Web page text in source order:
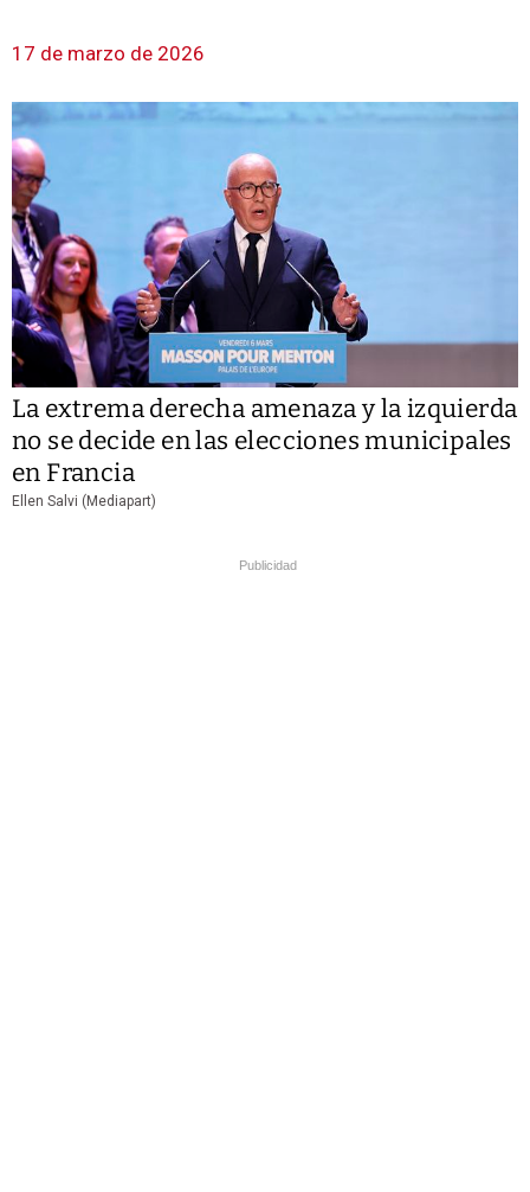
17 de marzo de 2026
La extrema derecha amenaza y la izquierda
no se decide en las elecciones municipales
en Francia
Ellen Salvi (Mediapart)
Publicidad